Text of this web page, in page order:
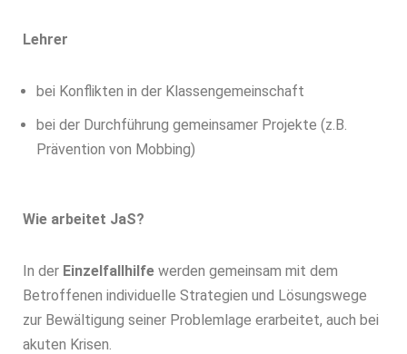
Lehrer
bei Konflikten in der Klassengemeinschaft
bei der Durchführung gemeinsamer Projekte (z.B.
Prävention von Mobbing)
Wie arbeitet JaS?
In der Einzelfallhilfe werden gemeinsam mit dem
Betroffenen individuelle Strategien und Lösungswege
zur Bewältigung seiner Problemlage erarbeitet, auch bei
akuten Krisen.